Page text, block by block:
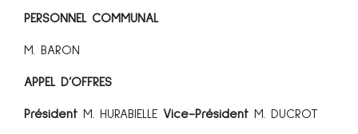
PERSONNEL COMMUNAL
M. BARON
APPEL D’OFFRES
Président M. HURABIELLE Vice-Président M. DUCROT